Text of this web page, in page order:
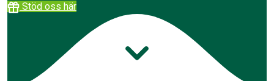
Stöd oss här